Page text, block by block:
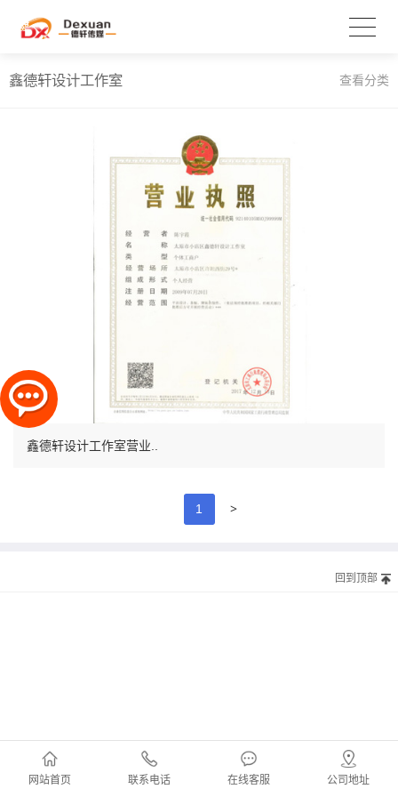
鑫德轩设计工作室 查看分类
鑫德轩设计工作室营业..
1 >
网站首页 联系电话 在线客服 公司地址
回到顶部